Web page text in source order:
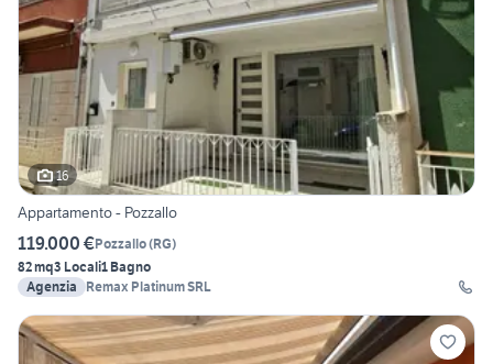
16
Appartamento - Pozzallo
119.000 €Pozzallo(RG)
82 mq3 Locali1 Bagno
Agenzia
Remax Platinum SRL